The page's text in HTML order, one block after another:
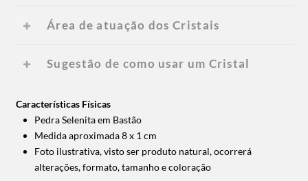
Área de atuação dos Cristais
Sugestão de como usar um Cristal
Características Físicas
Pedra Selenita em Bastão
Medida aproximada 8 x 1 cm
Foto ilustrativa, visto ser produto natural, ocorrerá
alterações, formato, tamanho e coloração